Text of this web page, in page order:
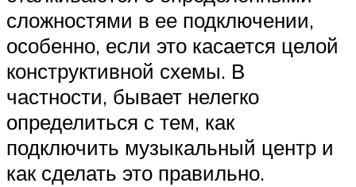
сложностями в ее подключении,
особенно, если это касается целой
конструктивной схемы. В
частности, бывает нелегко
определиться с тем, как
подключить музыкальный центр и
как сделать это правильно.